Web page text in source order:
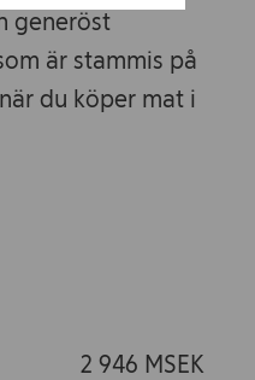
generöst
är stammis på
du köper mat i
2 946 MSEK